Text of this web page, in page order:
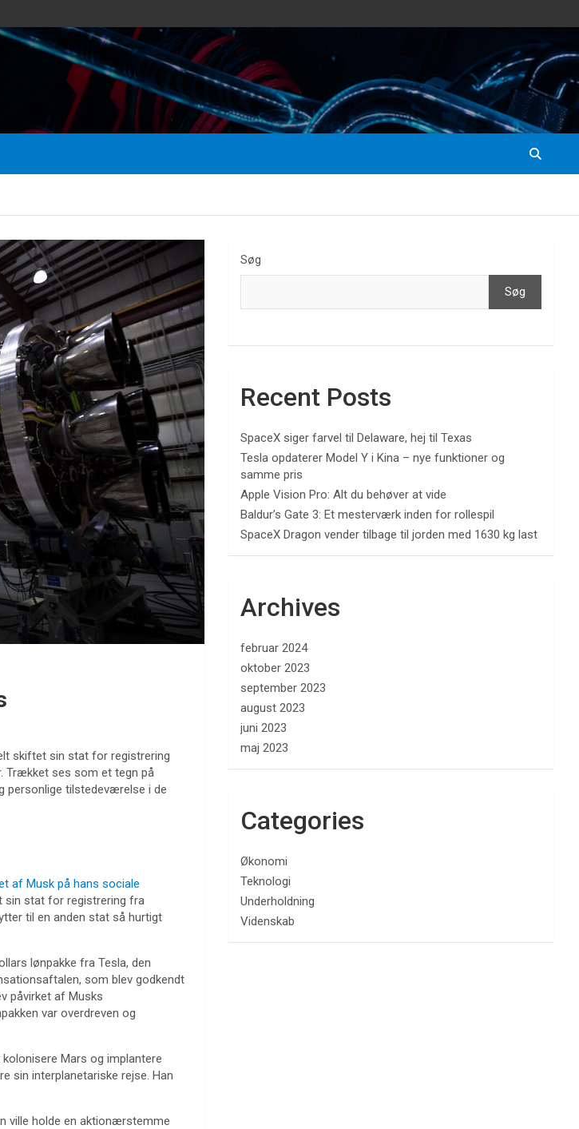
skiftet sin stat for registrering
Trækket ses som et tegn på
personlige tilstedeværelse i de
af Musk på hans sociale
sin stat for registrering fra
til en anden stat så hurtigt
lønpakke fra Tesla, den
som blev godkendt
påvirket af Musks
var overdreven og
Mars og implantere
sin interplanetariske rejse. Han
ville holde en aktionærstemme
Søg
Søg
Recent Posts
SpaceX siger farvel til Delaware, hej til Texas
Tesla opdaterer Model Y i Kina – nye funktioner og
samme pris
Apple Vision Pro: Alt du behøver at vide
Baldur’s Gate 3: Et mesterværk inden for rollespil
SpaceX Dragon vender tilbage til jorden med 1630 kg last
Archives
februar 2024
oktober 2023
september 2023
august 2023
juni 2023
maj 2023
Categories
Økonomi
Teknologi
Underholdning
Videnskab